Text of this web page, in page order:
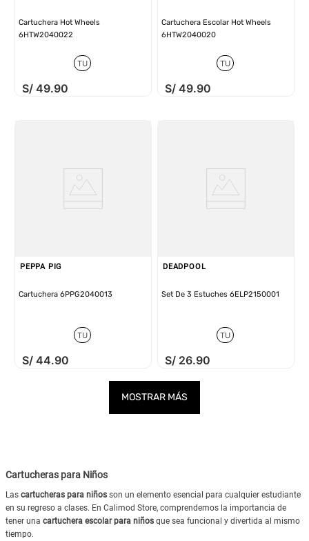
Cartuchera Hot Wheels
6HTW2040022
TU
S/ 49.90
Cartuchera Escolar Hot Wheels
6HTW2040020
TU
S/ 49.90
PEPPA PIG
Cartuchera 6PPG2040013
TU
S/ 44.90
DEADPOOL
Set De 3 Estuches 6ELP2150001
TU
S/ 26.90
Cartucheras para Niños
Las cartucheras para niños son un elemento esencial para cualquier estudiante
en su regreso a clases. En Calimod Store, comprendemos la importancia de
tener una cartuchera escolar para niños que sea funcional y divertida al mismo
tiempo.
MOSTRAR MÁS